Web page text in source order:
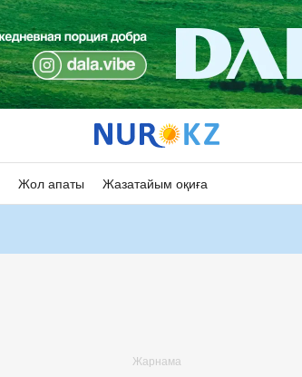
Жол апаты Жазатайым оқиға